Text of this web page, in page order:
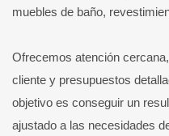
muebles de baño,
Ofrecemos atención
cliente y presupuestos
objetivo es conseguir un
ajustado a las necesidades